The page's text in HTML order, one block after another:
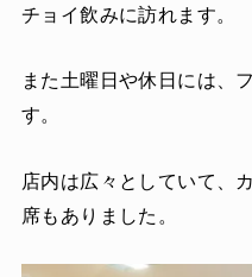
チョイ飲みに訪れます。
また土曜日や休日には、
す。
店内は広々としていて、
席もありました。